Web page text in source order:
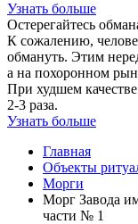
Узнать больше
Остерегайтесь
К сожалению,
обмануть. Этим
а на похоронном
При худшем
2-3 раза.
Узнать больше
Главная
Объекты
Морги
Морг Завода
части № 1